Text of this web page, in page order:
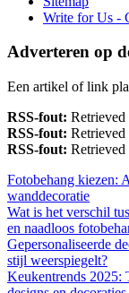
Write for Us -
Adverteren op
Een artikel of link
RSS-fout: Retrieved
RSS-fout: Retrieved
RSS-fout: Retrieved
Fotobehang kiezen:
wanddecoratie
Wat is het verschil
en naadloos
Gepersonaliseerde
stijl weerspiegelt?
Keukentrends 2025: